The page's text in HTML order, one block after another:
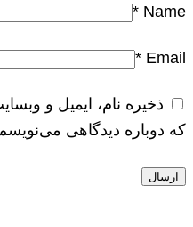
Name
*
Email
*
ذخیره نام، ایمیل و
که دوباره دیدگاهی